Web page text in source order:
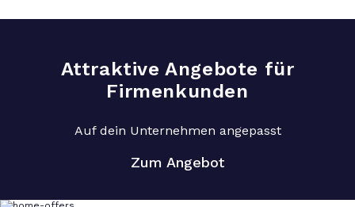
CHF 219.00
CHF 189.00.
Attraktive Angebote für
Firmenkunden
Auf dein Unternehmen angepasst
Zum Angebot